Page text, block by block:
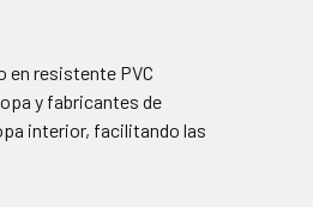
en resistente PVC
y fabricantes de
interior, facilitando las